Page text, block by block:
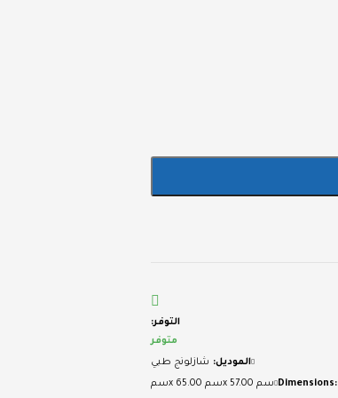
التوفر:
متوفر
الموديل: شازلونج طبي
Dimensions: